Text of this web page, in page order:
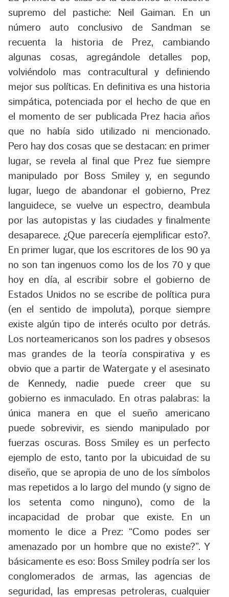
supremo del pastiche: Neil Gaiman. En un
número auto conclusivo de Sandman se
recuenta la historia de Prez, cambiando
algunas cosas, agregándole detalles pop,
volviéndolo mas contracultural y definiendo
mejor sus políticas. En definitiva es una historia
simpática, potenciada por el hecho de que en
el momento de ser publicada Prez hacia años
que no había sido utilizado ni mencionado.
Pero hay dos cosas que se destacan: en primer
lugar, se revela al final que Prez fue siempre
manipulado por Boss Smiley y, en segundo
lugar, luego de abandonar el gobierno, Prez
languidece, se vuelve un espectro, deambula
por las autopistas y las ciudades y finalmente
desaparece. ¿Que parecería ejemplificar esto?.
En primer lugar, que los escritores de los 90 ya
no son tan ingenuos como los de los 70 y que
hoy en día, al escribir sobre el gobierno de
Estados Unidos no se escribe de política pura
(en el sentido de impoluta), porque siempre
existe algún tipo de interés oculto por detrás.
Los norteamericanos son los padres y obsesos
mas grandes de la teoría conspirativa y es
obvio que a partir de Watergate y el asesinato
de Kennedy, nadie puede creer que su
gobierno es inmaculado. En otras palabras: la
única manera en que el sueño americano
puede sobrevivir, es siendo manipulado por
fuerzas oscuras. Boss Smiley es un perfecto
ejemplo de esto, tanto por la ubicuidad de su
diseño, que se apropia de uno de los símbolos
mas repetidos a lo largo del mundo (y signo de
los setenta como ninguno), como de la
incapacidad de probar que existe. En un
momento le dice a Prez: “Como podes ser
amenazado por un hombre que no existe?”. Y
básicamente es eso: Boss Smiley podría ser los
conglomerados de armas, las agencias de
seguridad, las empresas petroleras, cualquier